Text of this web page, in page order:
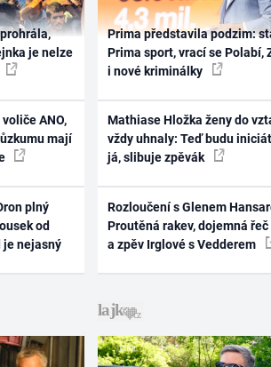
je nelze
ANO,
mají
plný
od
je nejasný
Prima představila podzim:
Prima sport, vrací se Polabí,
i nové kriminálky
Mathiase Hložka ženy do
vždy uhnaly: Teď budu
já, slibuje zpěvák
Rozloučení s Glenem
Proutěná rakev, dojemná řeč
a zpěv Irglové s Vedderem